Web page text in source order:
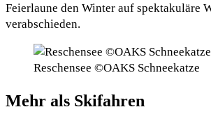
Feierlaune den Winter auf spektakuläre
verabschieden.
Reschensee ©OAKS Schneekatze
Mehr als Skifahren